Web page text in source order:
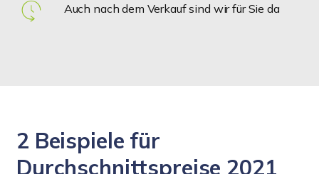
Auch nach dem Verkauf sind wir für Sie da
2 Beispiele für
Durchschnittspreise 2021